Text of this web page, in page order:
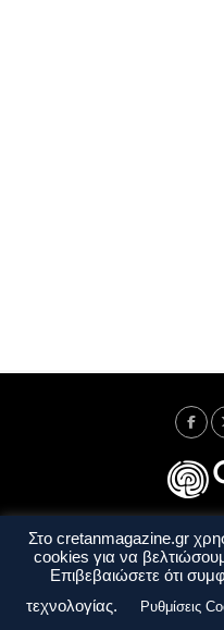
Ταυτότητα
Όροι
Στο cretanmagazine.gr
cookies για να
Επιβεβαιώσετε ότι
τεχνολογίας.
Ρυθμίσεις